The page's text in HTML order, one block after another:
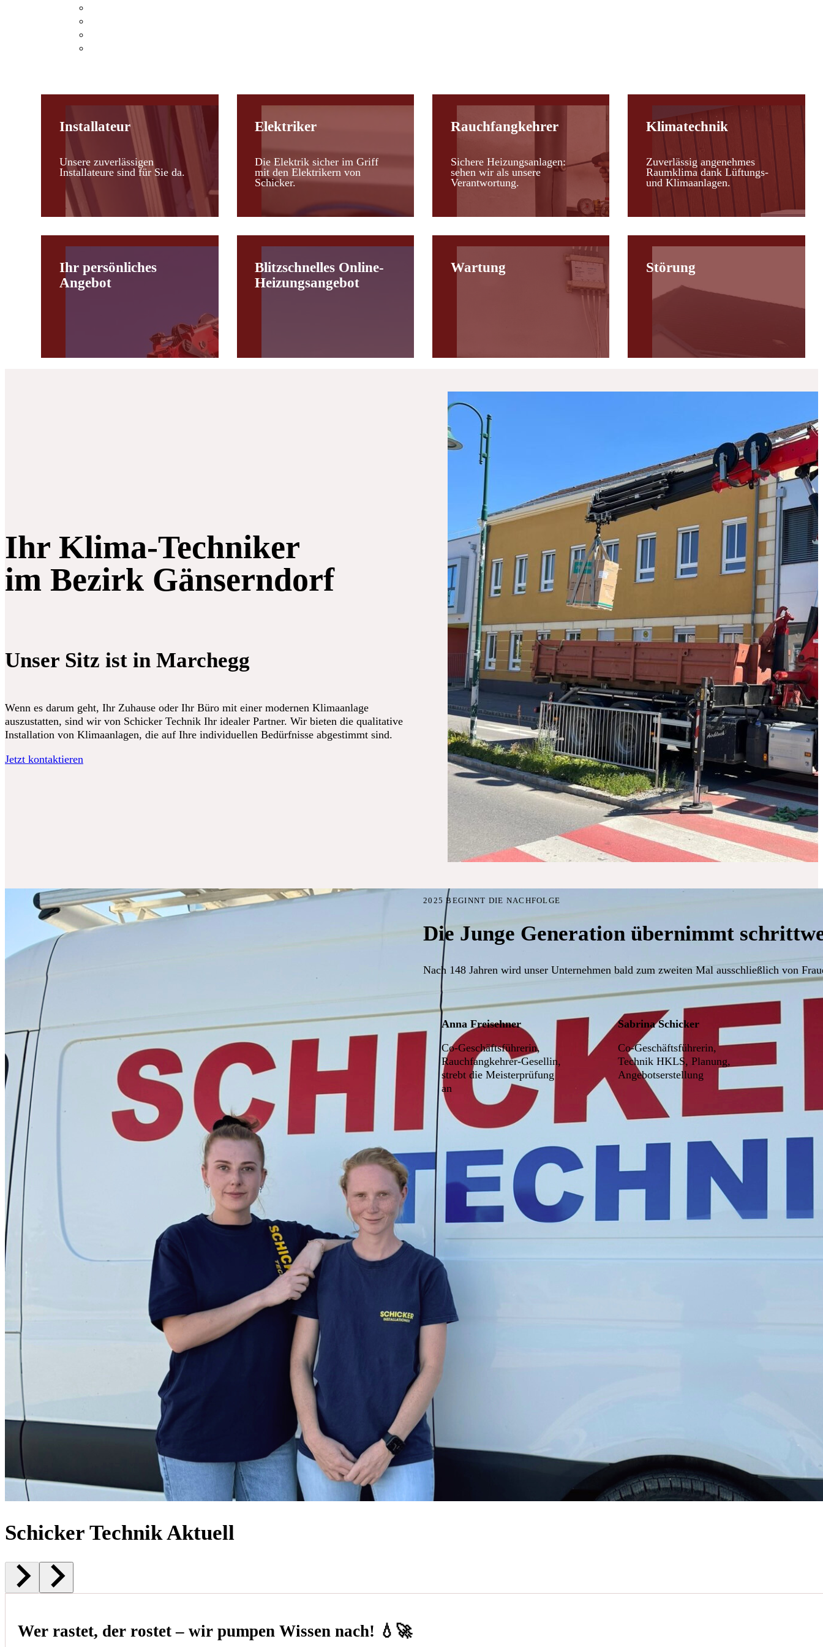
Installateur
Unsere zuverlässigen
Installateure sind für Sie da.
Elektriker
Die Elektrik sicher im Griff
mit den Elektrikern von
Schicker.
Rauchfangkehrer
Sichere Heizungsanlagen:
sehen wir als unsere
Verantwortung.
Klimatechnik
Zuverlässig angenehmes
Raumklima dank Lüftungs-
und Klimaanlagen.
Ihr persönliches
Angebot
Blitzschnelles Online-
Heizungsangebot
Wartung Störung
Ihr Klima-Techniker
im Bezirk Gänserndorf
Unser Sitz ist in Marchegg
Wenn es darum geht, Ihr Zuhause oder Ihr Büro mit einer modernen Klimaanlage
auszustatten, sind wir von Schicker Technik Ihr idealer Partner. Wir bieten die qualitative
Installation von Klimaanlagen, die auf Ihre individuellen Bedürfnisse abgestimmt sind.
Jetzt kontaktieren
2025 BEGINNT DIE NACHFOLGE
Die Junge Generation übernimmt
Nach 148 Jahren wird unser Unternehmen bald zum zweiten Mal ausschließlich von
Anna Freisehner
Co-Geschäftsführerin,
Rauchfangkehrer-Gesellin,
strebt die Meisterprüfung
an
Sabrina Schicker
Co-Geschäftsführerin,
Technik HKLS, Planung,
Angebotserstellung
Schicker Technik Aktuell
Wer rastet, der rostet – wir pumpen Wissen nach! 💧🚀